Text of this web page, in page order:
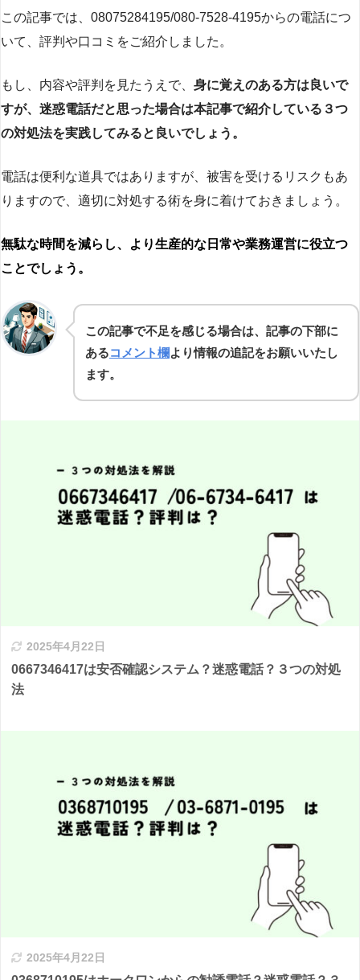
この記事では、08075284195/080-7528-4195からの電話につ
いて、評判や口コミをご紹介しました。
もし、内容や評判を見たうえで、 身に覚えのある方は良いで
すが、迷惑電話だと思った場合は本記事で紹介している３つ
の対処法を実践してみると良いでしょう。
電話は便利な道具ではありますが、被害を受けるリスクもあ
りますので、適切に対処する術を身に着けておきましょう。
無駄な時間を減らし、より生産的な日常や業務運営に役立つ
ことでしょう。
この記事で不足を感じる場合は、記事の下部に
あるコメント欄より情報の追記をお願いいたし
ます。
2025年4月22日
0667346417は安否確認システム？迷惑電話？３つの対処
法
2025年4月22日